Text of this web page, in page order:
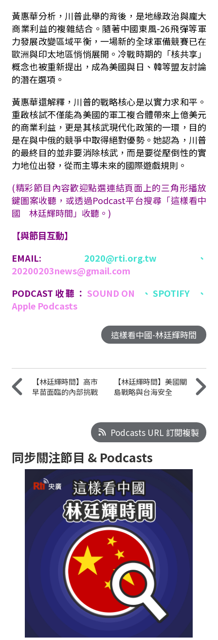
黃惠華分析，川普此舉的背後，是地緣政治與龐大
商業利益的複雜結合。隨著中國東風-26飛彈等軍
力發展改變區域平衡，一場新的全球軍備競賽已在
歐洲與印太地區悄悄展開。冷戰時期的「核共享」
概念也被重新提出，成為美國與日、韓等盟友討論
的潛在選項。
黃惠華還解釋，川普的戰略核心是以實力求和平。
重啟核試不僅能為美國的軍工複合體帶來上億美元
的商業利益，更是其核武現代化政策的一環，目的
是在與中俄的競爭中取得絕對優勢。她認為，川普
的最終目的並非要消除核武，而是要從壓倒性的實
力地位出發，從而主導未來的國際遊戲規則。
(精彩節目內容歡迎點選連結頁面上的三角形播放
鍵圖案收聽，或透過Podcast平台搜尋「這樣看中
國 林廷輝時間」收聽。)
【與節目互動】
EMAIL: 2020@rti.org.tw 、
20200203news@gmail.com
PODCAST收聽： SOUND ON 、SPOTIFY 、
Apple Podcasts
這樣看中國-林廷輝時間
【林廷輝時間】高市
早苗面臨的內部挑戰
【林廷輝時間】美國關
島戰略與台海安全
Podcasts URL 訂閱複製
同步關注節目 & Podcasts